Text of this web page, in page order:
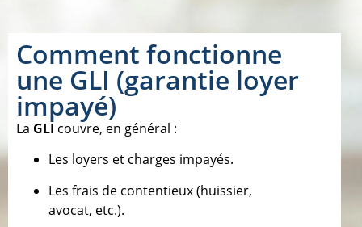
Comment fonctionne
une GLI (garantie loyer
impayé)
La GLI couvre, en général :
Les loyers et charges impayés.
Les frais de contentieux (huissier,
avocat, etc.).